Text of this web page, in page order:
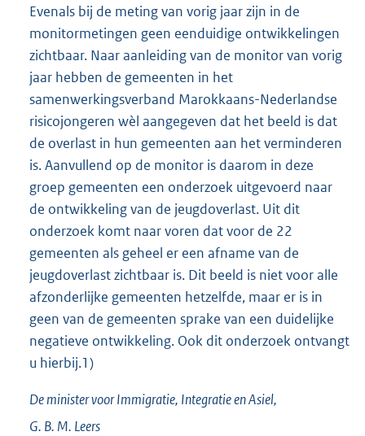
Evenals bij de meting van vorig jaar zijn in de
monitormetingen geen eenduidige ontwikkelingen
zichtbaar. Naar aanleiding van de monitor van vorig
jaar hebben de gemeenten in het
samenwerkingsverband Marokkaans-Nederlandse
risicojongeren wèl aangegeven dat het beeld is dat
de overlast in hun gemeenten aan het verminderen
is. Aanvullend op de monitor is daarom in deze
groep gemeenten een onderzoek uitgevoerd naar
de ontwikkeling van de jeugdoverlast. Uit dit
onderzoek komt naar voren dat voor de 22
gemeenten als geheel er een afname van de
jeugdoverlast zichtbaar is. Dit beeld is niet voor alle
afzonderlijke gemeenten hetzelfde, maar er is in
geen van de gemeenten sprake van een duidelijke
negatieve ontwikkeling. Ook dit onderzoek ontvangt
u hierbij.1)
De minister voor Immigratie, Integratie en Asiel,
G. B. M. Leers